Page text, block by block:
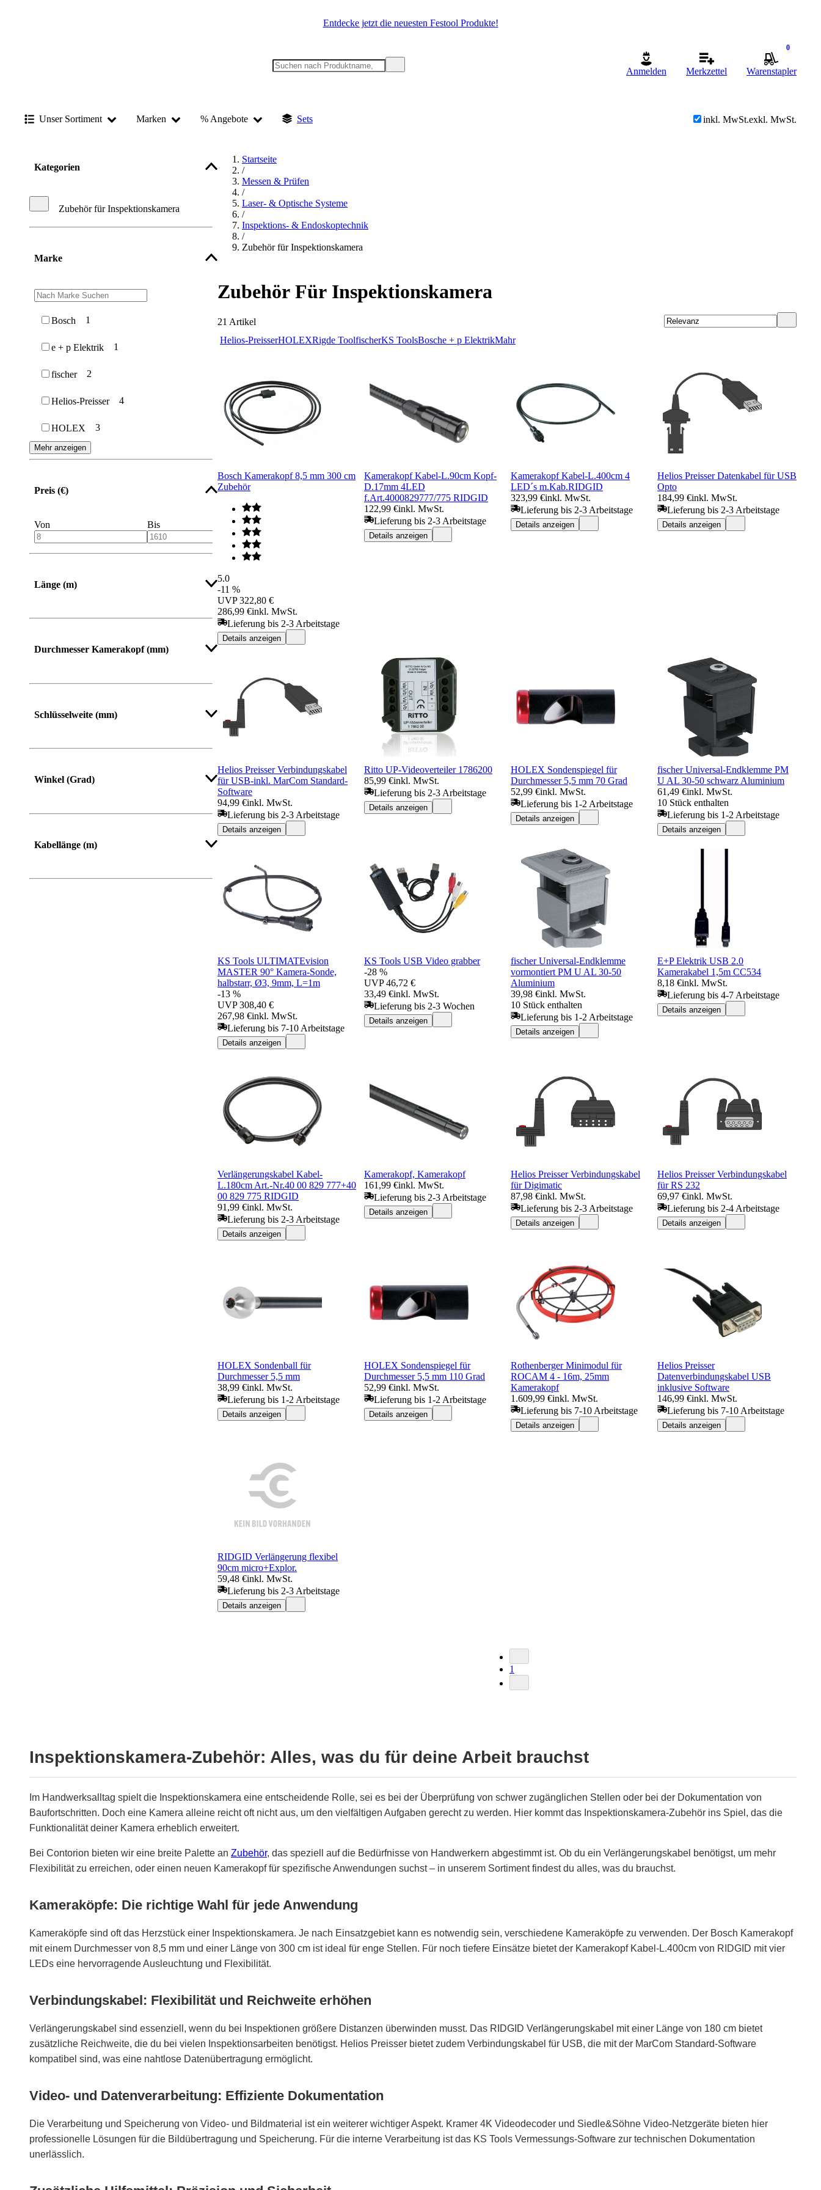
Entdecke jetzt die neuesten Festool Produkte!
Anmelden Merkzettel
0
Warenstapler
Unser Sortiment Marken % Angebote Sets inkl. MwSt.exkl. MwSt.
Kategorien
Zubehör für Inspektionskamera
Marke
Bosch 1
e + p Elektrik 1
fischer 2
Helios-Preisser 4
HOLEX 3
Mehr anzeigen
Preis (€)
Von Bis
Länge (m)
Durchmesser Kamerakopf (mm)
Schlüsselweite (mm)
Winkel (Grad)
Kabellänge (m)
Startseite
/
Messen & Prüfen
/
Laser- & Optische Systeme
/
Inspektions- & Endoskoptechnik
/
Zubehör für Inspektionskamera
Zubehör Für Inspektionskamera
21 Artikel
Helios-PreisserHOLEXRigde ToolfischerKS ToolsBosche + p ElektrikMahr
Bosch Kamerakopf 8,5 mm 300 cm
Zubehör
5.0
-11 %
UVP 322,80 €
286,99 €inkl. MwSt.
Lieferung bis 2-3 Arbeitstage
Details anzeigen
Kamerakopf Kabel-L.90cm Kopf-
D.17mm 4LED
f.Art.4000829777/775 RIDGID
122,99 €inkl. MwSt.
Lieferung bis 2-3 Arbeitstage
Details anzeigen
Kamerakopf Kabel-L.400cm 4
LED´s m.Kab.RIDGID
323,99 €inkl. MwSt.
Lieferung bis 2-3 Arbeitstage
Details anzeigen
Helios Preisser Datenkabel für USB
Opto
184,99 €inkl. MwSt.
Lieferung bis 2-3 Arbeitstage
Details anzeigen
Helios Preisser Verbindungskabel
für USB-inkl. MarCom Standard-
Software
94,99 €inkl. MwSt.
Lieferung bis 2-3 Arbeitstage
Details anzeigen
Ritto UP-Videoverteiler 1786200
85,99 €inkl. MwSt.
Lieferung bis 2-3 Arbeitstage
Details anzeigen
HOLEX Sondenspiegel für
Durchmesser 5,5 mm 70 Grad
52,99 €inkl. MwSt.
Lieferung bis 1-2 Arbeitstage
Details anzeigen
fischer Universal-Endklemme PM
U AL 30-50 schwarz Aluminium
61,49 €inkl. MwSt.
10 Stück enthalten
Lieferung bis 1-2 Arbeitstage
Details anzeigen
KS Tools ULTIMATEvision
MASTER 90° Kamera-Sonde,
halbstarr, Ø3, 9mm, L=1m
-13 %
UVP 308,40 €
267,98 €inkl. MwSt.
Lieferung bis 7-10 Arbeitstage
Details anzeigen
KS Tools USB Video grabber
-28 %
UVP 46,72 €
33,49 €inkl. MwSt.
Lieferung bis 2-3 Wochen
Details anzeigen
fischer Universal-Endklemme
vormontiert PM U AL 30-50
Aluminium
39,98 €inkl. MwSt.
10 Stück enthalten
Lieferung bis 1-2 Arbeitstage
Details anzeigen
E+P Elektrik USB 2.0
Kamerakabel 1,5m CC534
8,18 €inkl. MwSt.
Lieferung bis 4-7 Arbeitstage
Details anzeigen
Verlängerungskabel Kabel-
L.180cm Art.-Nr.40 00 829 777+40
00 829 775 RIDGID
91,99 €inkl. MwSt.
Lieferung bis 2-3 Arbeitstage
Details anzeigen
Kamerakopf, Kamerakopf
161,99 €inkl. MwSt.
Lieferung bis 2-3 Arbeitstage
Details anzeigen
Helios Preisser Verbindungskabel
für Digimatic
87,98 €inkl. MwSt.
Lieferung bis 2-3 Arbeitstage
Details anzeigen
Helios Preisser Verbindungskabel
für RS 232
69,97 €inkl. MwSt.
Lieferung bis 2-4 Arbeitstage
Details anzeigen
HOLEX Sondenball für
Durchmesser 5,5 mm
38,99 €inkl. MwSt.
Lieferung bis 1-2 Arbeitstage
Details anzeigen
HOLEX Sondenspiegel für
Durchmesser 5,5 mm 110 Grad
52,99 €inkl. MwSt.
Lieferung bis 1-2 Arbeitstage
Details anzeigen
Rothenberger Minimodul für
ROCAM 4 - 16m, 25mm
Kamerakopf
1.609,99 €inkl. MwSt.
Lieferung bis 7-10 Arbeitstage
Details anzeigen
Helios Preisser
Datenverbindungskabel USB
inklusive Software
146,99 €inkl. MwSt.
Lieferung bis 7-10 Arbeitstage
Details anzeigen
RIDGID Verlängerung flexibel
90cm micro+Explor.
59,48 €inkl. MwSt.
Lieferung bis 2-3 Arbeitstage
Details anzeigen
1
Inspektionskamera-Zubehör: Alles, was du für deine Arbeit brauchst
Im Handwerksalltag spielt die Inspektionskamera eine entscheidende Rolle, sei es bei der Überprüfung von schwer zugänglichen Stellen oder bei der Dokumentation von
Baufortschritten. Doch eine Kamera alleine reicht oft nicht aus, um den vielfältigen Aufgaben gerecht zu werden. Hier kommt das Inspektionskamera-Zubehör ins Spiel, das die
Funktionalität deiner Kamera erheblich erweitert.
Bei Contorion bieten wir eine breite Palette an Zubehör, das speziell auf die Bedürfnisse von Handwerkern abgestimmt ist. Ob du ein Verlängerungskabel benötigst, um mehr
Flexibilität zu erreichen, oder einen neuen Kamerakopf für spezifische Anwendungen suchst – in unserem Sortiment findest du alles, was du brauchst.
Kameraköpfe: Die richtige Wahl für jede Anwendung
Kameraköpfe sind oft das Herzstück einer Inspektionskamera. Je nach Einsatzgebiet kann es notwendig sein, verschiedene Kameraköpfe zu verwenden. Der Bosch Kamerakopf
mit einem Durchmesser von 8,5 mm und einer Länge von 300 cm ist ideal für enge Stellen. Für noch tiefere Einsätze bietet der Kamerakopf Kabel-L.400cm von RIDGID mit vier
LEDs eine hervorragende Ausleuchtung und Flexibilität.
Verbindungskabel: Flexibilität und Reichweite erhöhen
Verlängerungskabel sind essenziell, wenn du bei Inspektionen größere Distanzen überwinden musst. Das RIDGID Verlängerungskabel mit einer Länge von 180 cm bietet
zusätzliche Reichweite, die du bei vielen Inspektionsarbeiten benötigst. Helios Preisser bietet zudem Verbindungskabel für USB, die mit der MarCom Standard-Software
kompatibel sind, was eine nahtlose Datenübertragung ermöglicht.
Video- und Datenverarbeitung: Effiziente Dokumentation
Die Verarbeitung und Speicherung von Video- und Bildmaterial ist ein weiterer wichtiger Aspekt. Kramer 4K Videodecoder und Siedle&Söhne Video-Netzgeräte bieten hier
professionelle Lösungen für die Bildübertragung und Speicherung. Für die interne Verarbeitung ist das KS Tools Vermessungs-Software zur technischen Dokumentation
unerlässlich.